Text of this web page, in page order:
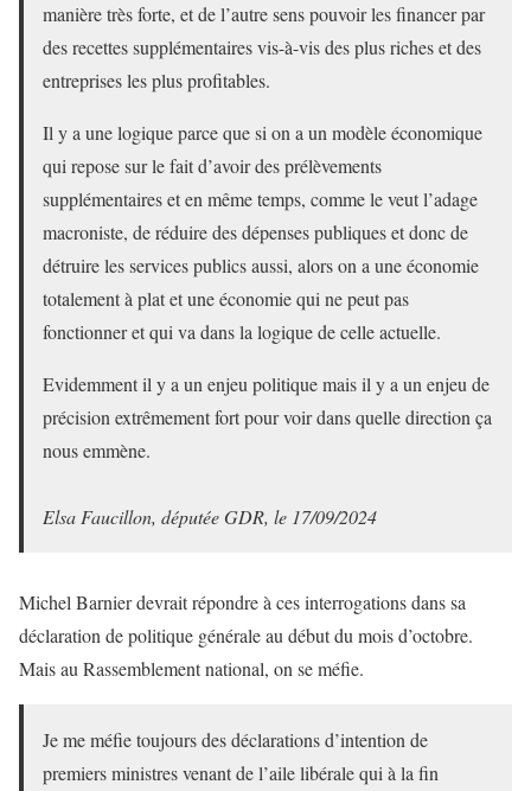
manière très forte, et de l’autre sens pouvoir les financer par
des recettes supplémentaires vis-à-vis des plus riches et des
entreprises les plus profitables.
Il y a une logique parce que si on a un modèle économique
qui repose sur le fait d’avoir des prélèvements
supplémentaires et en même temps, comme le veut l’adage
macroniste, de réduire des dépenses publiques et donc de
détruire les services publics aussi, alors on a une économie
totalement à plat et une économie qui ne peut pas
fonctionner et qui va dans la logique de celle actuelle.
Evidemment il y a un enjeu politique mais il y a un enjeu de
précision extrêmement fort pour voir dans quelle direction ça
nous emmène.
Elsa Faucillon, députée GDR, le 17/09/2024
Michel Barnier devrait répondre à ces interrogations dans sa
déclaration de politique générale au début du mois d’octobre.
Mais au Rassemblement national, on se méfie.
Je me méfie toujours des déclarations d’intention de
premiers ministres venant de l’aile libérale qui à la fin